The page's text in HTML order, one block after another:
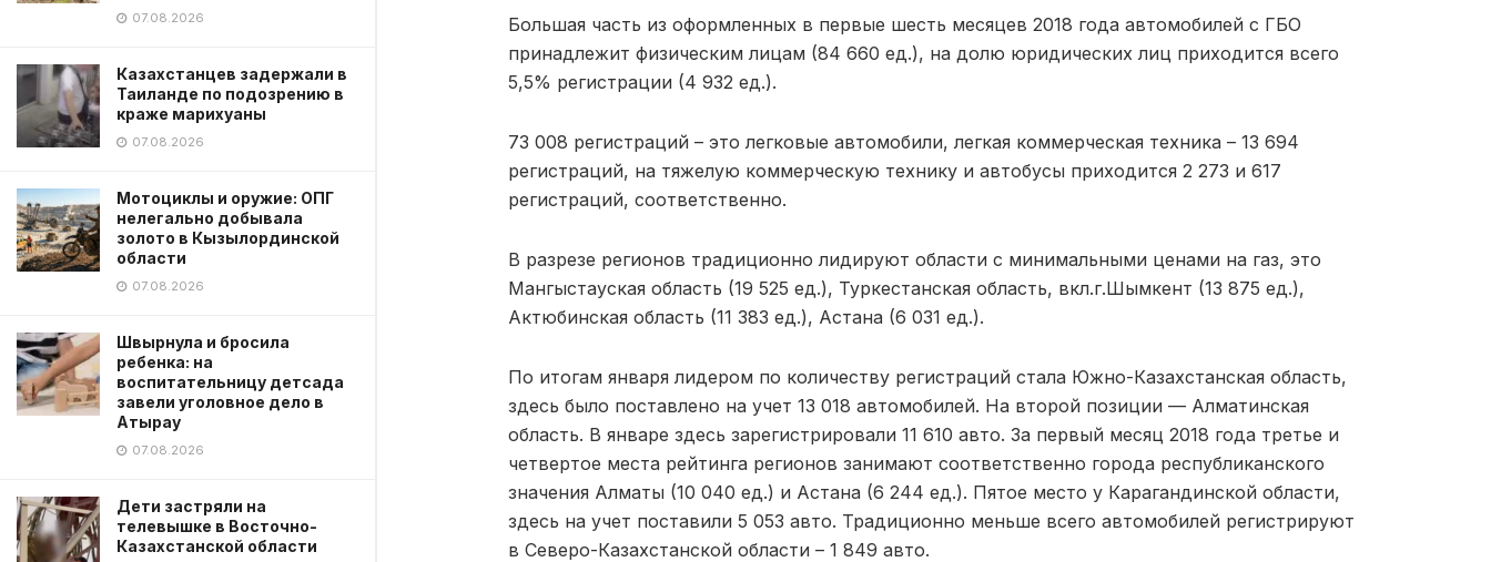
07.08.2026
Казахстанцев задержали в
Таиланде по подозрению в
краже марихуаны
07.08.2026
Мотоциклы и оружие: ОПГ
нелегально добывала
золото в Кызылординской
области
07.08.2026
Швырнула и бросила
ребенка: на
воспитательницу детсада
завели уголовное дело в
Атырау
07.08.2026
Дети застряли на
телевышке в Восточно-
Казахстанской области
Большая часть из оформленных в первые шесть месяцев 2018 года автомобилей с ГБО
принадлежит физическим лицам (84 660 ед.), на долю юридических лиц приходится всего
5,5% регистрации (4 932 ед.).
73 008 регистраций – это легковые автомобили, легкая коммерческая техника – 13 694
регистраций, на тяжелую коммерческую технику и автобусы приходится 2 273 и 617
регистраций, соответственно.
В разрезе регионов традиционно лидируют области с минимальными ценами на газ, это
Мангыстауская область (19 525 ед.), Туркестанская область, вкл.г.Шымкент (13 875 ед.),
Актюбинская область (11 383 ед.), Астана (6 031 ед.).
По итогам января лидером по количеству регистраций стала Южно-Казахстанская область,
здесь было поставлено на учет 13 018 автомобилей. На второй позиции — Алматинская
область. В январе здесь зарегистрировали 11 610 авто. За первый месяц 2018 года третье и
четвертое места рейтинга регионов занимают соответственно города республиканского
значения Алматы (10 040 ед.) и Астана (6 244 ед.). Пятое место у Карагандинской области,
здесь на учет поставили 5 053 авто. Традиционно меньше всего автомобилей регистрируют
в Северо-Казахстанской области – 1 849 авто.